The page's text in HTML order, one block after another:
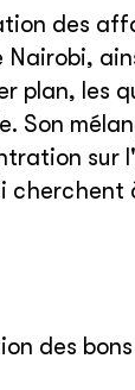
des
plan, les
Son
cherchent
des